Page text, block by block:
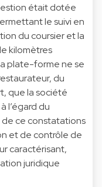
était dotée
le suivi en
du coursier et la
kilomètres
plate-forme ne se
du
que la société
l’égard du
de ce constatations
et de contrôle de
caractérisant,
juridique